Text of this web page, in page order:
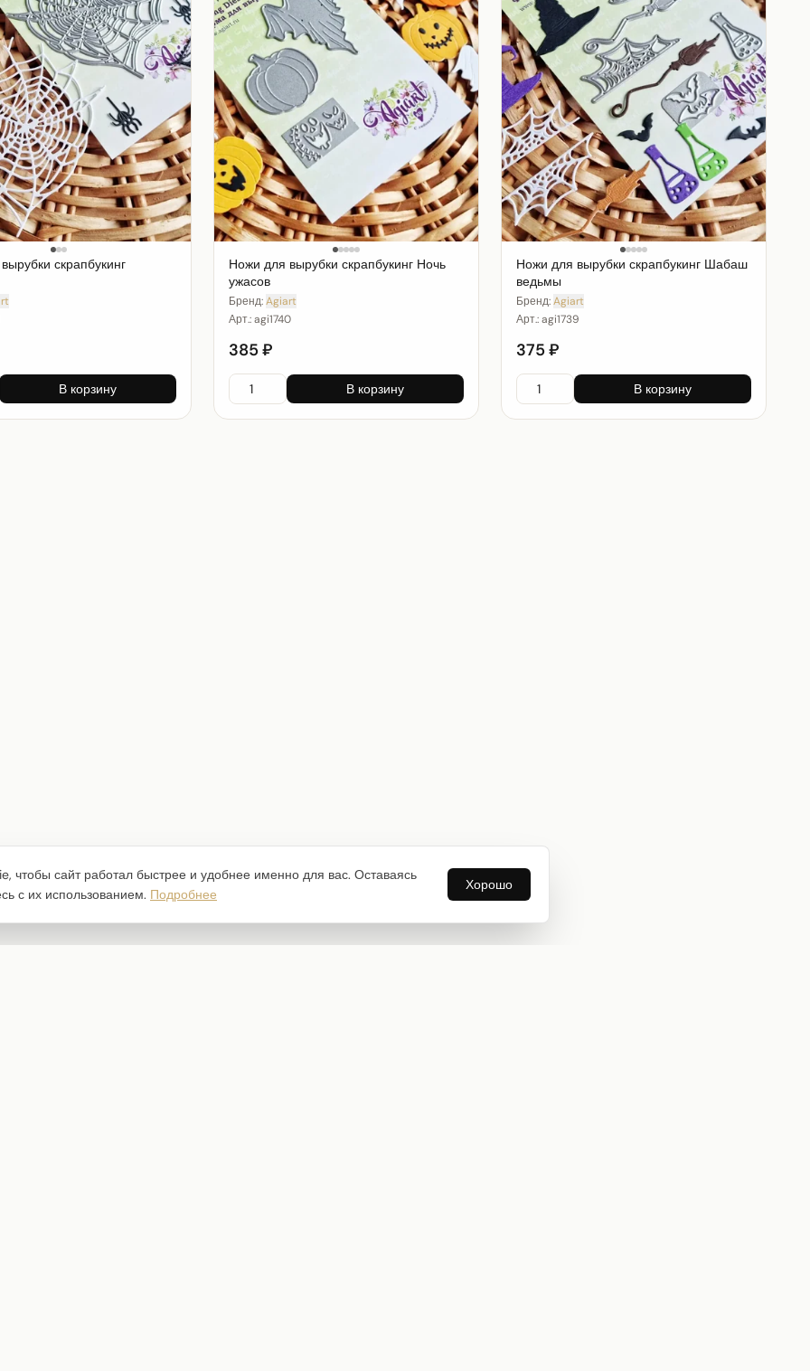
скрапбукинг
В корзину
Ножи для вырубки скрапбукинг Ночь
ужасов
Бренд:Agiart
Арт.:agi1740
385 ₽
В корзину
Ножи для вырубки скрапбукинг Шабаш
ведьмы
Бренд:Agiart
Арт.:agi1739
375 ₽
В корзину
чтобы сайт работал быстрее и удобнее именно для вас. Оставаясь
с их использованием. Подробнее
Хорошо